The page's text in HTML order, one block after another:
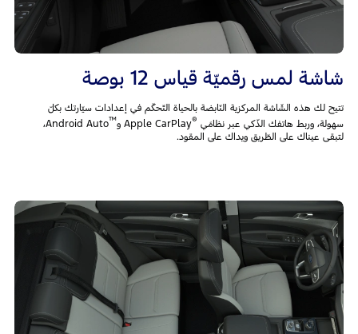
شاشة لمس رقميّة قياس 12 بوصة
تتيح لك هذه الشّاشة المركزية النّابضة بالحياة التّحكّم في إعدادات سيّارتك بكلّ
سهولة، وربط هاتفك الذّكي عبر نظامَي ®Apple CarPlay و ™
Android Auto،
لتبقى عيناك على الطّريق ويداك على المقود.